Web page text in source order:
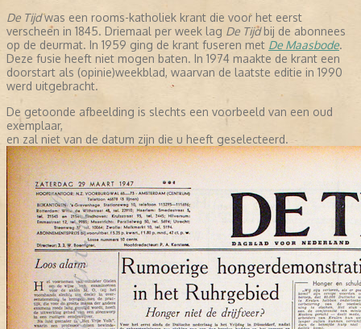
De Tijdwas een rooms-katholiek krant die voor het eerst
verscheen in 1845. Driemaal per week lag De Tijdbij de abonnees
op de deurmat. In 1959 ging de krant fuseren met De Maasbode.
Deze fusie heeft niet mogen baten. In 1974 maakte de krant een
doorstart als (opinie)weekblad, waarvan de laatste editie in 1990
werd uitgebracht.
De getoonde afbeelding is slechts een voorbeeld van een oud
exemplaar,
en zal niet van de datum zijn die u heeft geselecteerd.